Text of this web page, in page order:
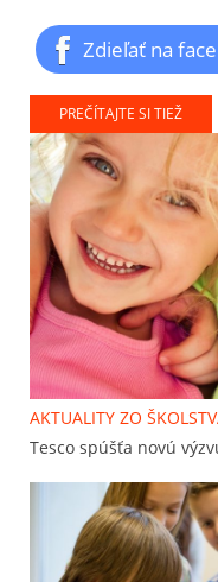
Zdieľať na
PREČÍTAJTE SI TIEŽ
AKTUALITY ZO
Tesco spúšťa novú